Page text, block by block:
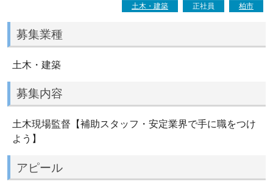
土木・建築 正社員 柏市
募集業種
土木・建築
募集内容
土木現場監督【補助スタッフ・安定業界で手に職をつけ
よう】
アピール